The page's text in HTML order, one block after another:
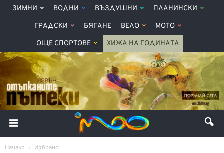
ЗИМНИ ВОДНИ ВЪЗДУШНИ ПЛАНИНСКИ
ГРАДСКИ БЯГАНЕ ВЕЛО МОТО
ОЩЕ СПОРТОВЕ ХИЖА НА ГОДИНАТА
Начало Избрано